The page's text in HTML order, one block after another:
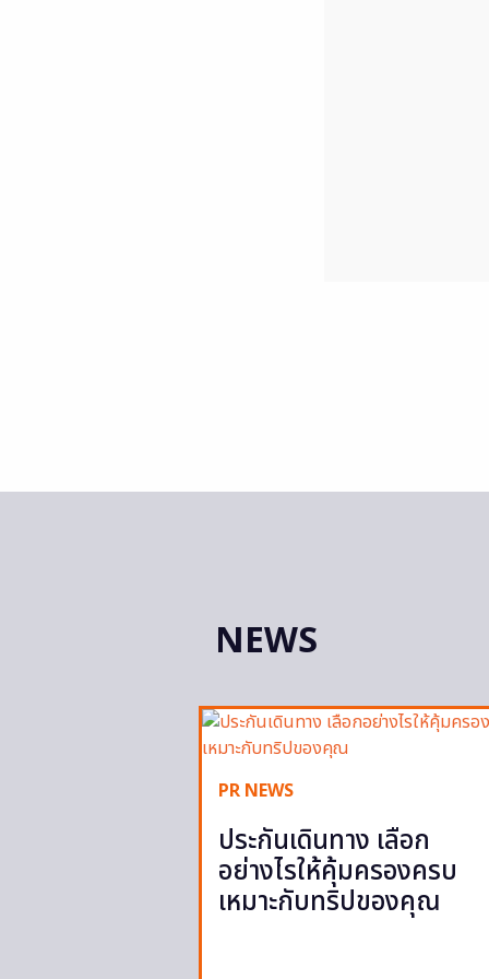
NEWS
PR NEWS
ประกันเดินทาง เลือก
อย่างไรให้คุ้มครองครบ
เหมาะกับทริปของคุณ